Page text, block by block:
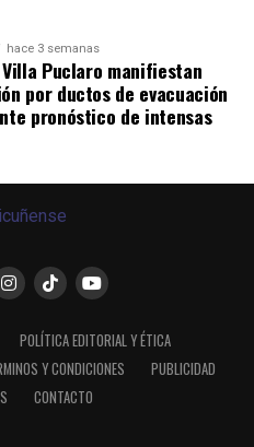
hace 3 semanas
Puclaro manifiestan
por ductos de evacuación
pronóstico de intensas
POLÍTICA EDITORIAL Y ÉTICA
Y CONDICIONES
PUBLICIDAD
CONTACTO